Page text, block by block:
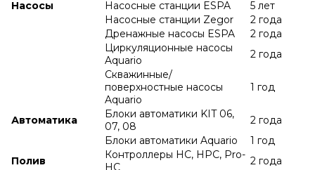
Насосы
Насосные станции ESPA
5 лет
Насосные станции Zegor
2 года
Дренажные насосы ESPA
2 года
Циркуляционные насосы
Aquario
2 года
Скважинные/
поверхностные насосы
Aquario
1 год
Автоматика
Блоки автоматики KIT 06,
07, 08
2 года
Блоки автоматики Aquario
1 год
Полив
Контроллеры HC, HPC, Pro-
HC
2 года